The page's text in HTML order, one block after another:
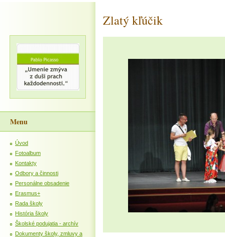
Zlatý kľúčik
Menu
Úvod
Fotoalbum
Kontakty
Odbory a činnosti
Personálne obsadenie
Erasmus+
Rada školy
História školy
Školské podujatia - archív
Dokumenty školy, zmluvy a